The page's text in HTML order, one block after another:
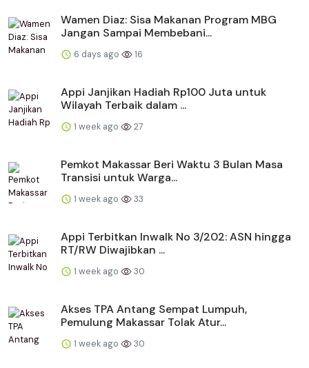
Wamen Diaz: Sisa Makanan Program MBG
Jangan Sampai Membebani...
6 days ago 16
Appi Janjikan Hadiah Rp100 Juta untuk
Wilayah Terbaik dalam ...
1 week ago 27
Pemkot Makassar Beri Waktu 3 Bulan Masa
Transisi untuk Warga...
1 week ago 33
Appi Terbitkan Inwalk No 3/202: ASN hingga
RT/RW Diwajibkan ...
1 week ago 30
Akses TPA Antang Sempat Lumpuh,
Pemulung Makassar Tolak Atur...
1 week ago 30